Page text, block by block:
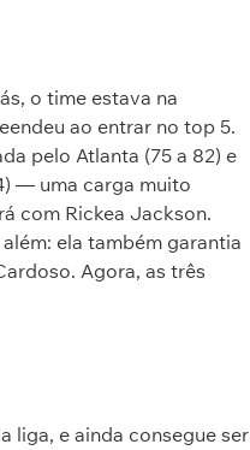
o time estava na
ao entrar no top 5.
pelo Atlanta (75 a 82) e
— uma carga muito
com Rickea Jackson.
ela também garantia
Agora, as três
liga, e ainda consegue ser